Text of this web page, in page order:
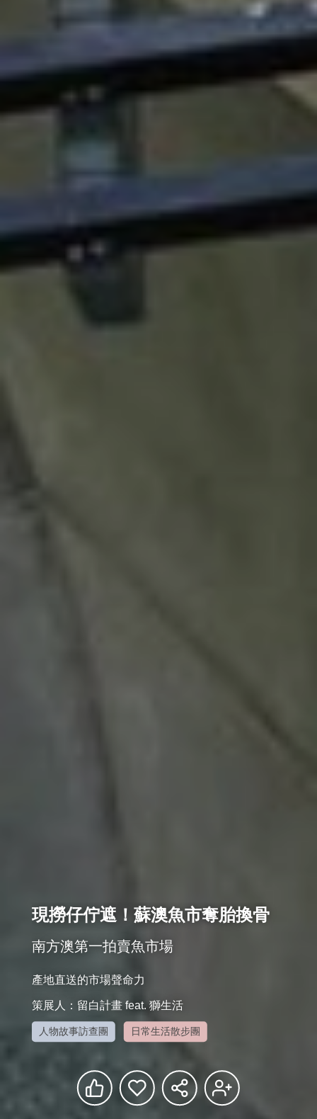
現撈仔佇遮！蘇澳魚市奪胎換骨
南方澳第一拍賣魚市場
產地直送的市場聲命力
策展人：留白計畫 feat. 獅生活
人物故事訪查團 日常生活散步團